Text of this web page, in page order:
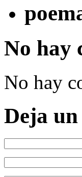
No hay
No hay
Deja